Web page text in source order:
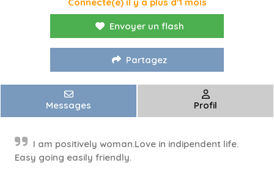
Connecté(e) il y a plus d'1 mois
Envoyer un flash
Partagez
Messages Profil
I am positively woman.Love in indipendent life.
Easy going easily friendly.